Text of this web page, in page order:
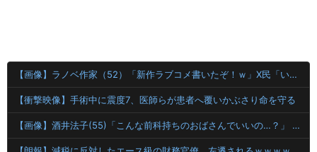
【画像】ラノベ作家（52）「新作ラブコメ書いたぞ！ｗ」X民「いい歳こいてラブコメ（笑）恥ずかしくないの？」←やめたれｗと話題に
【衝撃映像】手術中に震度7、医師らが患者へ覆いかぶさり命を守る
【画像】酒井法子(55)「こんな前科持ちのおばさんでいいの…？」 【Pickup05164703】